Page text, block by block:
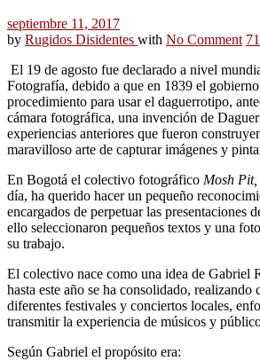
septiembre 11, 2017
by Rugidos Disidentes with No Comment
El 19 de agosto fue declarado a nivel
Fotografía, debido a que en 1839 el
procedimiento para usar el daguerrotipo,
cámara fotográfica, una invención de
experiencias anteriores que fueron
maravilloso arte de capturar imágenes y
En Bogotá el colectivo fotográfico Mosh Pit,
día, ha querido hacer un pequeño
encargados de perpetuar las presentaciones
ello seleccionaron pequeños textos y una
su trabajo.
El colectivo nace como una idea de Gabriel
hasta este año se ha consolidado, realizando
diferentes festivales y conciertos locales,
transmitir la experiencia de músicos y
Según Gabriel el propósito era: